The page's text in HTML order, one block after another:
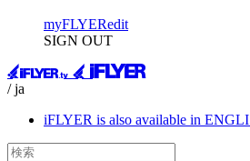
myFLYERedit
SIGN OUT
/ ja
iFLYER is also available in